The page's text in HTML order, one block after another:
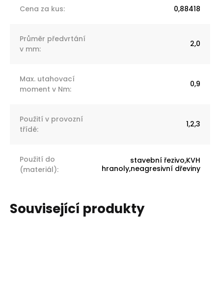
Cena za kus: 0,88418
Průměr předvrtání
v mm:
2,0
Max. utahovací
moment v Nm:
0,9
Použití v provozní
třídě:
1,2,3
Použití do
(materiál):
stavební řezivo,KVH
hranoly,neagresivní dřeviny
Související produkty